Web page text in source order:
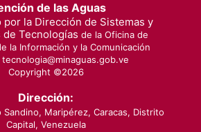
de las Aguas
por la Dirección de Sistemas y
Tecnologías de la Oficina de
la Información y la Comunicación
tecnologia@minaguas.gob.ve
Copyright ©2026
Dirección:
Sandino, Maripérez, Caracas, Distrito
Capital, Venezuela